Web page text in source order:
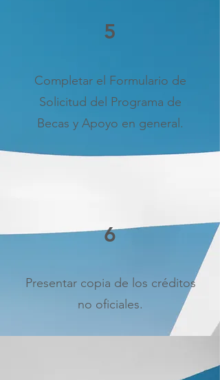
5
Completar el Formulario de
Solicitud del Programa de
Becas y Apoyo en general.
6
Presentar copia de los créditos
no oficiales.